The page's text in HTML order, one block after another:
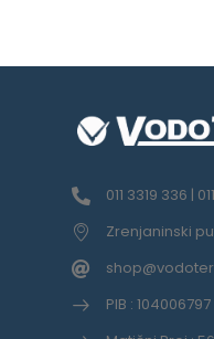
011 3319 336 |
Zrenjaninski
PIB : 104006797